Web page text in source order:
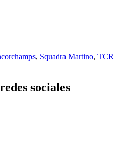
, Squadra Martino, TCR
sociales